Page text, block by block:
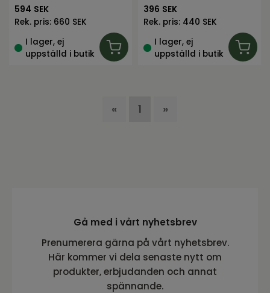
594 SEK
Rek. pris: 660 SEK
I lager, ej
uppställd i butik
396 SEK
Rek. pris: 440 SEK
I lager, ej
uppställd i butik
« 1 »
Gå med i vårt nyhetsbrev
Prenumerera gärna på vårt nyhetsbrev.
Här kommer vi dela senaste nytt om
produkter, erbjudanden och annat
spännande.